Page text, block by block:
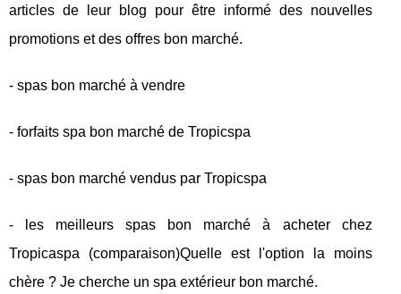
articles de leur blog pour être informé des nouvelles
promotions et des offres bon marché.
- spas bon marché à vendre
- forfaits spa bon marché de Tropicspa
- spas bon marché vendus par Tropicspa
- les meilleurs spas bon marché à acheter chez
Tropicaspa (comparaison)Quelle est l'option la moins
chère ? Je cherche un spa extérieur bon marché.